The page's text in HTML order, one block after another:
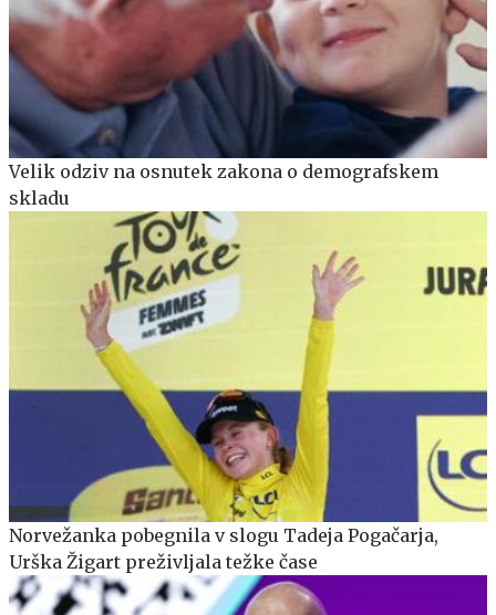
Velik odziv na osnutek zakona o demografskem
skladu
Norvežanka pobegnila v slogu Tadeja Pogačarja,
Urška Žigart preživljala težke čase